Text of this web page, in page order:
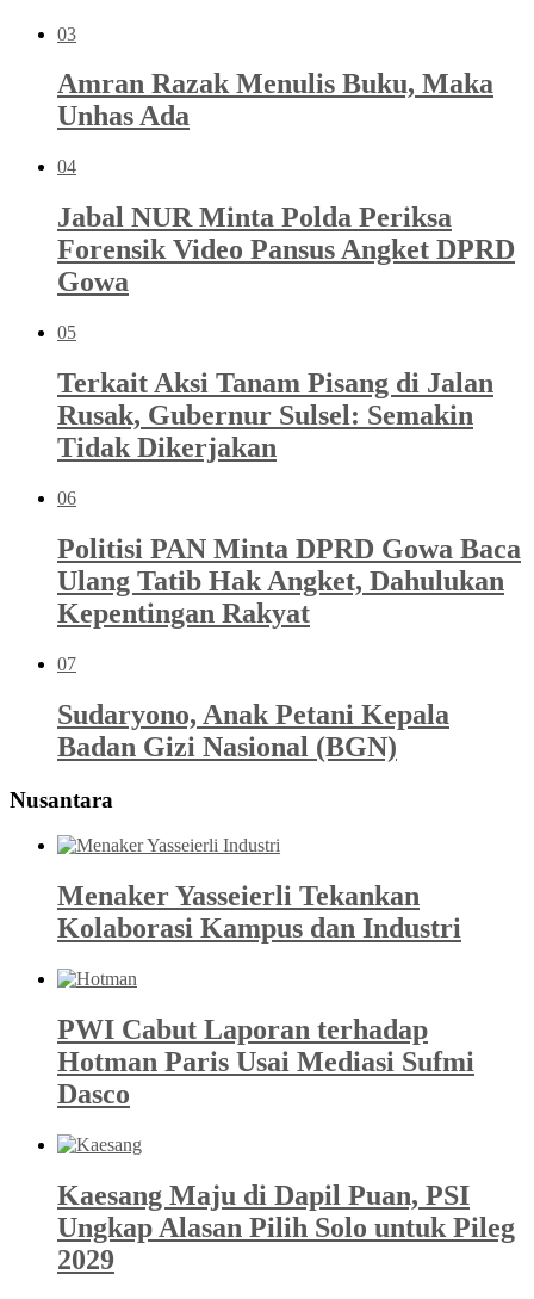
03
Amran Razak Menulis Buku, Maka
Unhas Ada
04
Jabal NUR Minta Polda Periksa
Forensik Video Pansus Angket DPRD
Gowa
05
Terkait Aksi Tanam Pisang di Jalan
Rusak, Gubernur Sulsel: Semakin
Tidak Dikerjakan
06
Politisi PAN Minta DPRD Gowa Baca
Ulang Tatib Hak Angket, Dahulukan
Kepentingan Rakyat
07
Sudaryono, Anak Petani Kepala
Badan Gizi Nasional (BGN)
Nusantara
Menaker Yasseierli Tekankan
Kolaborasi Kampus dan Industri
PWI Cabut Laporan terhadap
Hotman Paris Usai Mediasi Sufmi
Dasco
Kaesang Maju di Dapil Puan, PSI
Ungkap Alasan Pilih Solo untuk Pileg
2029